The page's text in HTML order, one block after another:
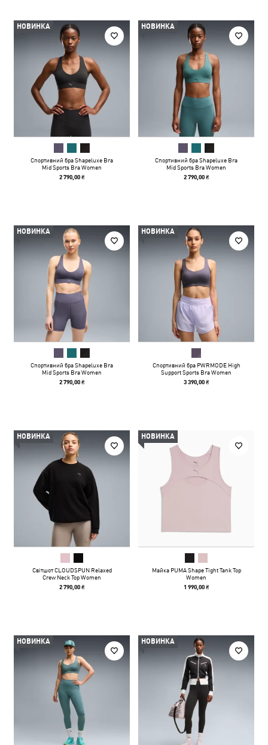
НОВИНКА
Спортивний бра Shapeluxe Bra
Mid Sports Bra Women
2 790,00 ₴
НОВИНКА
Спортивний бра Shapeluxe Bra
Mid Sports Bra Women
2 790,00 ₴
НОВИНКА
Спортивний бра Shapeluxe Bra
Mid Sports Bra Women
2 790,00 ₴
НОВИНКА
Спортивний бра PWRMODE High
Support Sports Bra Women
3 390,00 ₴
НОВИНКА
Світшот CLOUDSPUN Relaxed
Crew Neck Top Women
2 790,00 ₴
НОВИНКА
Майка PUMA Shape Tight Tank Top
Women
1 990,00 ₴
НОВИНКА НОВИНКА